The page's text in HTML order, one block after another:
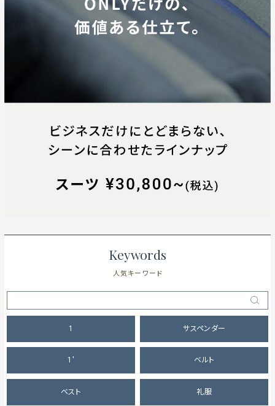
Keywords
人気キーワード
1 サスペンダー
1' ベルト
ベスト 礼服